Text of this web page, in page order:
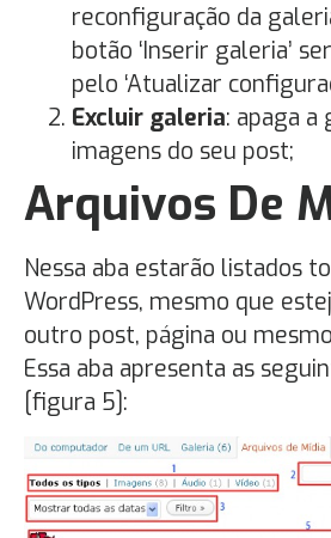
reconfiguração da
botão ‘Inserir galeria’
pelo ‘Atualizar
Excluir galeria: apaga a
imagens do seu post;
Arquivos De
Nessa aba estarão listados
WordPress, mesmo que
outro post, página ou
Essa aba apresenta as
[figura 5]: